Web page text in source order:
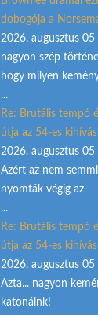
dobogója a
2026. augusztus 05
nagyon szép
hogy milyen
...
Re: Brutális tempó
útja az 54-es
2026. augusztus 05
Azért az nem
nyomták végig az
...
Re: Brutális tempó
útja az 54-es
2026. augusztus 05
Azta... nagyon
katonáink!